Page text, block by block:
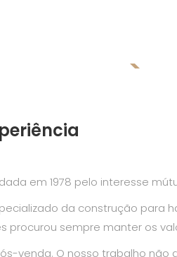
em 1978 pelo interesse
da construção para
procurou sempre manter os
venda. O nosso trabalho